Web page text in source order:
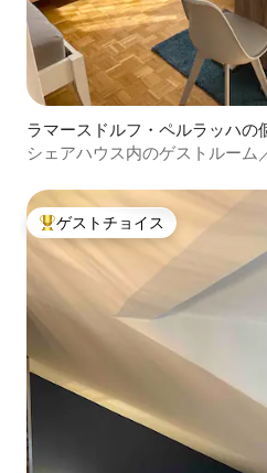
ラマースドルフ・ペルラッハの
シェアハウス内のゲストルーム
大好評のゲストチョイスです。
ゲストチョイス